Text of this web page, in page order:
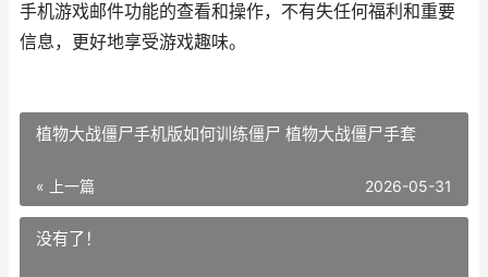
手机游戏邮件功能的查看和操作，不有失任何福利和重要
信息，更好地享受游戏趣味。
植物大战僵尸手机版如何训练僵尸 植物大战僵尸手套
« 上一篇 2026-05-31
没有了！